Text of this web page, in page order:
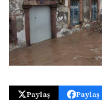
Paylaş Paylaş